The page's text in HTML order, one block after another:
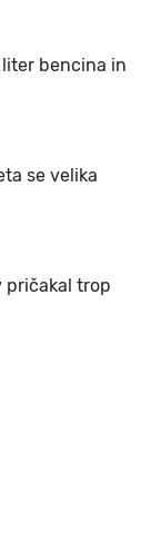
bencina in
se velika
pričakal trop